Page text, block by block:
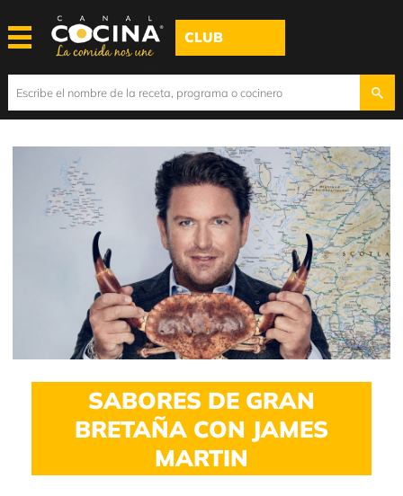
CLUB
SABORES DE GRAN
BRETAÑA CON JAMES
MARTIN